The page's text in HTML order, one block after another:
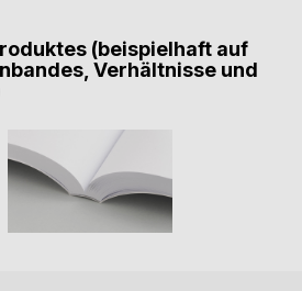
(beispielhaft auf
Verhältnisse und